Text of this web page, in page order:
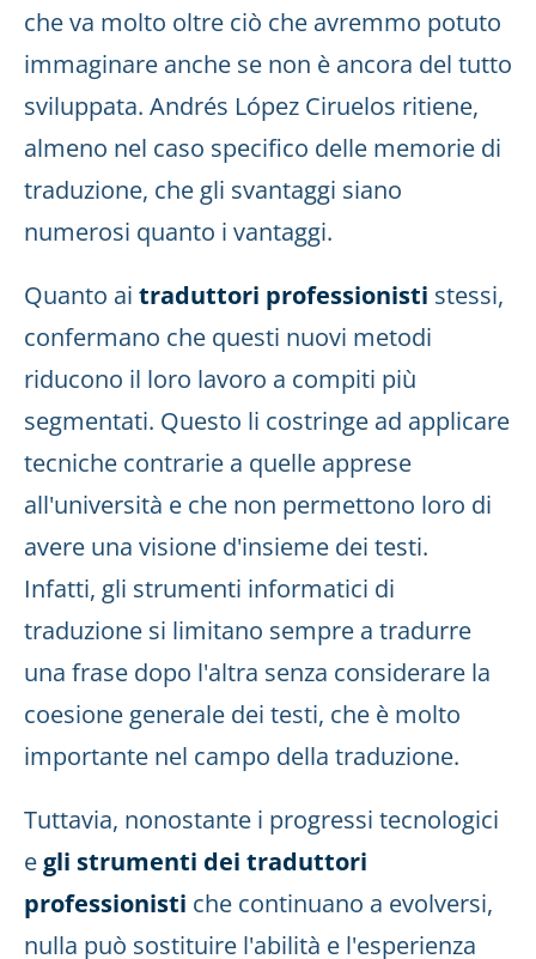
che va molto oltre ciò che avremmo potuto
immaginare anche se non è ancora del tutto
sviluppata. Andrés López Ciruelos ritiene,
almeno nel caso specifico delle memorie di
traduzione, che gli svantaggi siano
numerosi quanto i vantaggi.
Quanto ai traduttori professionisti stessi,
confermano che questi nuovi metodi
riducono il loro lavoro a compiti più
segmentati. Questo li costringe ad applicare
tecniche contrarie a quelle apprese
all'università e che non permettono loro di
avere una visione d'insieme dei testi.
Infatti, gli strumenti informatici di
traduzione si limitano sempre a tradurre
una frase dopo l'altra senza considerare la
coesione generale dei testi, che è molto
importante nel campo della traduzione.
Tuttavia, nonostante i progressi tecnologici
e gli strumenti dei traduttori
professionisti che continuano a evolversi,
nulla può sostituire l'abilità e l'esperienza